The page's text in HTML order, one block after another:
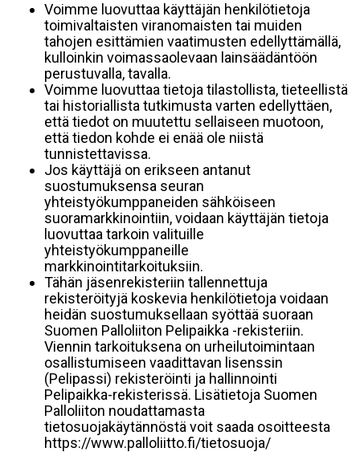
Voimme luovuttaa käyttäjän henkilötietoja
toimivaltaisten viranomaisten tai muiden
tahojen esittämien vaatimusten edellyttämällä,
kulloinkin voimassaolevaan lainsäädäntöön
perustuvalla, tavalla.
Voimme luovuttaa tietoja tilastollista, tieteellistä
tai historiallista tutkimusta varten edellyttäen,
että tiedot on muutettu sellaiseen muotoon,
että tiedon kohde ei enää ole niistä
tunnistettavissa.
Jos käyttäjä on erikseen antanut
suostumuksensa seuran
yhteistyökumppaneiden sähköiseen
suoramarkkinointiin, voidaan käyttäjän tietoja
luovuttaa tarkoin valituille
yhteistyökumppaneille
markkinointitarkoituksiin.
Tähän jäsenrekisteriin tallennettuja
rekisteröityjä koskevia henkilötietoja voidaan
heidän suostumuksellaan syöttää suoraan
Suomen Palloliiton Pelipaikka -rekisteriin.
Viennin tarkoituksena on urheilutoimintaan
osallistumiseen vaadittavan lisenssin
(Pelipassi) rekisteröinti ja hallinnointi
Pelipaikka-rekisterissä. Lisätietoja Suomen
Palloliiton noudattamasta
tietosuojakäytännöstä voit saada osoitteesta
https://www.palloliitto.fi/tietosuoja/